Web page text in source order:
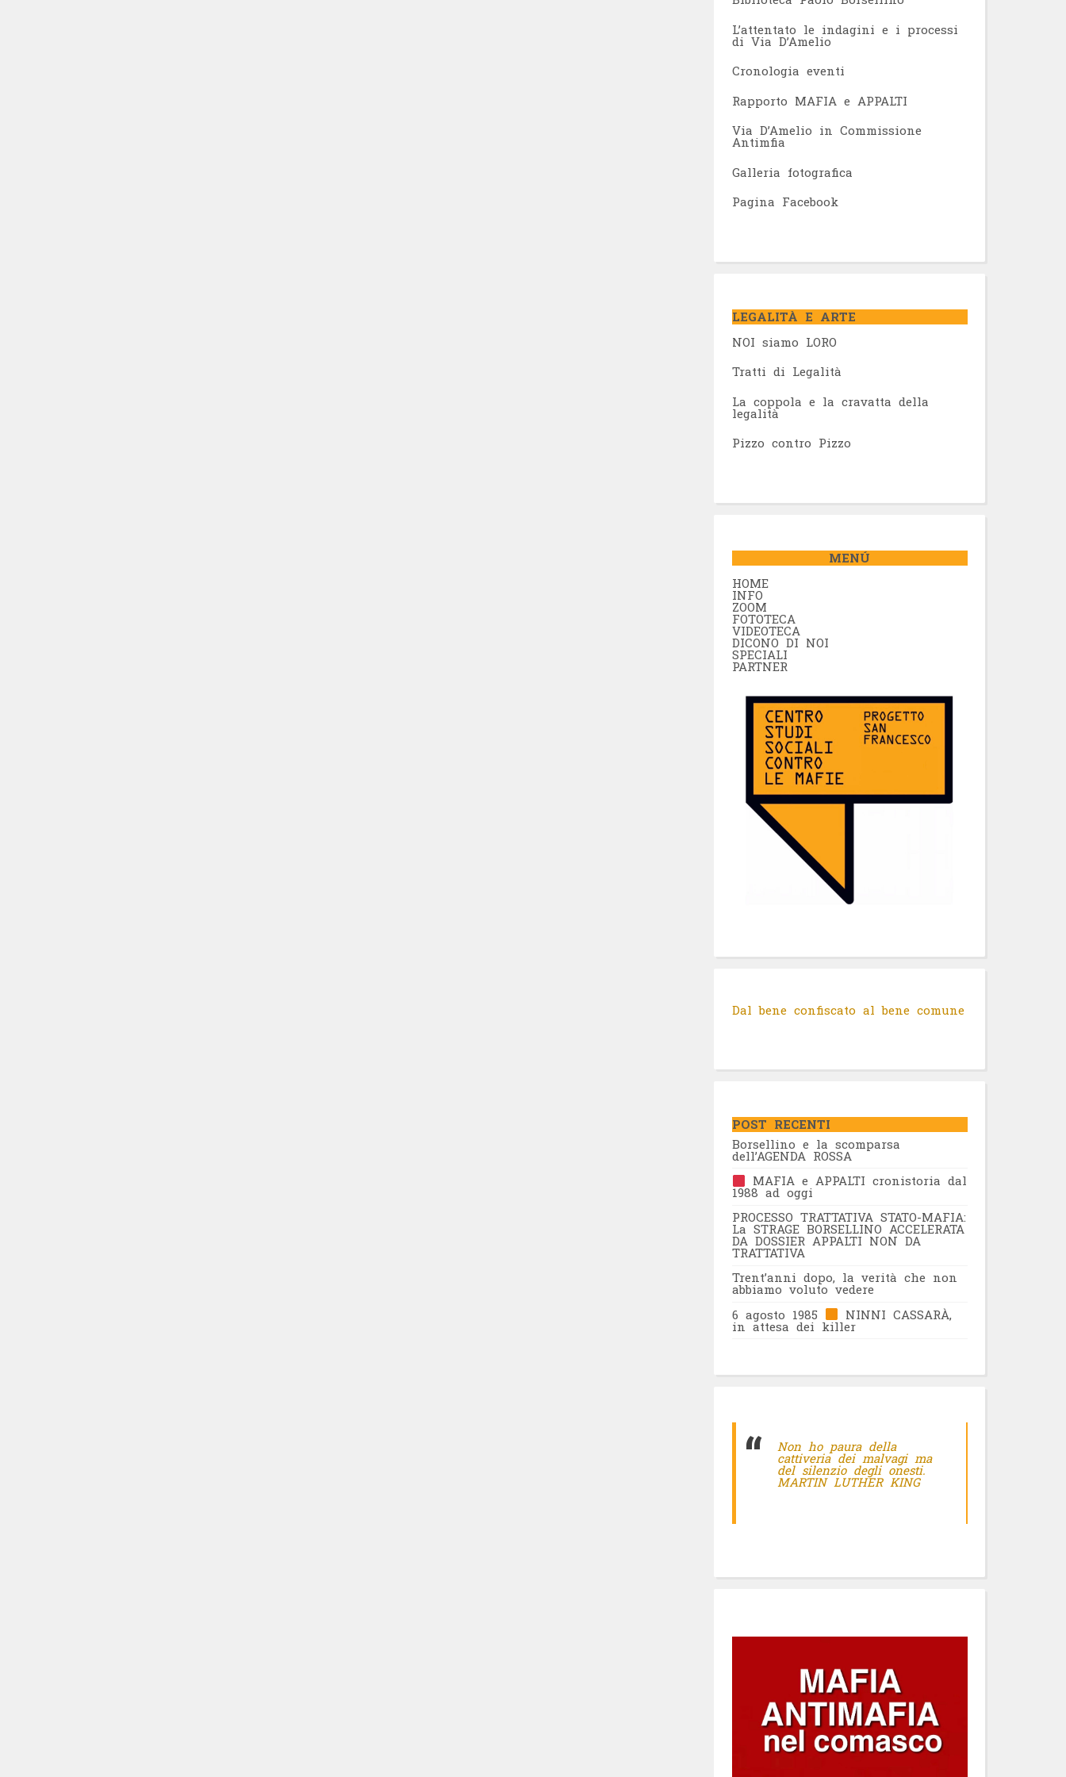
L’attentato le indagini e i processi
di Via D’Amelio
Cronologia eventi
Rapporto MAFIA e APPALTI
Via D’Amelio in Commissione
Antimfia
Galleria fotografica
Pagina Facebook
LEGALITÀ E ARTE
NOI siamo LORO
Tratti di Legalità
La coppola e la cravatta della
legalità
Pizzo contro Pizzo
MENÚ
HOME
INFO
ZOOM
FOTOTECA
VIDEOTECA
DICONO DI NOI
SPECIALI
PARTNER
Dal bene confiscato al bene comune
POST RECENTI
Borsellino e la scomparsa
dell’AGENDA ROSSA
MAFIA e APPALTI cronistoria dal
1988 ad oggi
PROCESSO TRATTATIVA STATO-MAFIA:
La STRAGE BORSELLINO ACCELERATA
DA DOSSIER APPALTI NON DA
TRATTATIVA
Trent’anni dopo, la verità che non
abbiamo voluto vedere
6 agosto 1985
NINNI CASSARÀ,
in attesa dei killer
Non ho paura della
cattiveria dei malvagi ma
del silenzio degli onesti.
MARTIN LUTHER KING